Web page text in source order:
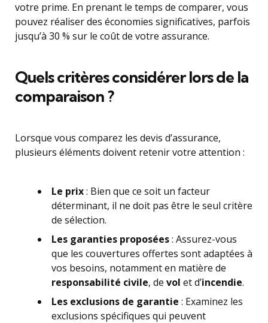
votre prime. En prenant le temps de comparer, vous
pouvez réaliser des économies significatives, parfois
jusqu’à 30 % sur le coût de votre assurance.
Quels critères considérer lors de la
comparaison ?
Lorsque vous comparez les devis d’assurance,
plusieurs éléments doivent retenir votre attention :
Le prix: Bien que ce soit un facteur
déterminant, il ne doit pas être le seul critère
de sélection.
Les garanties proposées: Assurez-vous
que les couvertures offertes sont adaptées à
vos besoins, notamment en matière de
responsabilité civile, de vol et d’incendie.
Les exclusions de garantie : Examinez les
exclusions spécifiques qui peuvent